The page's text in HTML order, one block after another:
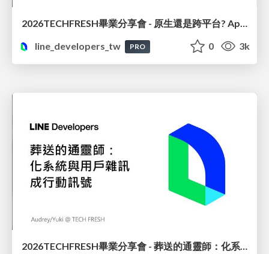
2026TECHFRESH畢業分享會 - 原生還是跨平台? App 開發踩坑實錄
line_developers_tw
PRO 0 3k
2026TECHFRESH畢業分享會 - 葬送的通靈師：化系統與用戶雜訊成行動訊號